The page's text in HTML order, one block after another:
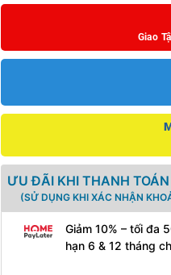
Giao
ƯU ĐÃI KHI THANH TOÁN
(SỬ DỤNG KHI XÁC NHẬN
Giảm 10% – tối đa
hạn 6 & 12 tháng